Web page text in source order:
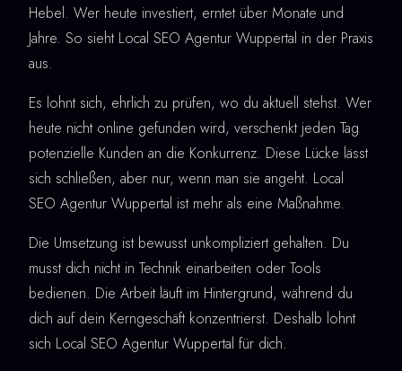
Hebel. Wer heute investiert, erntet über Monate und
Jahre. So sieht Local SEO Agentur Wuppertal in der Praxis
aus.
Es lohnt sich, ehrlich zu prüfen, wo du aktuell stehst. Wer
heute nicht online gefunden wird, verschenkt jeden Tag
potenzielle Kunden an die Konkurrenz. Diese Lücke lässt
sich schließen, aber nur, wenn man sie angeht. Local
SEO Agentur Wuppertal ist mehr als eine Maßnahme.
Die Umsetzung ist bewusst unkompliziert gehalten. Du
musst dich nicht in Technik einarbeiten oder Tools
bedienen. Die Arbeit läuft im Hintergrund, während du
dich auf dein Kerngeschäft konzentrierst. Deshalb lohnt
sich Local SEO Agentur Wuppertal für dich.